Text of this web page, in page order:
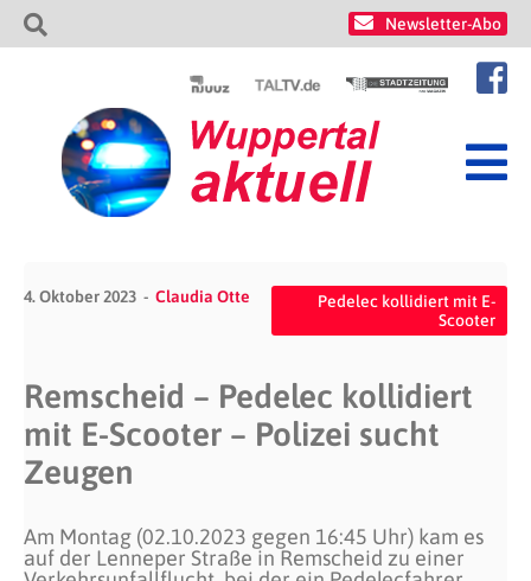
Newsletter-Abo
4. Oktober 2023 Claudia Otte
Pedelec kollidiert mit E-
Scooter
Remscheid – Pedelec kollidiert
mit E-Scooter – Polizei sucht
Zeugen
Am Montag (02.10.2023 gegen 16:45 Uhr) kam es
auf der Lenneper Straße in Remscheid zu einer